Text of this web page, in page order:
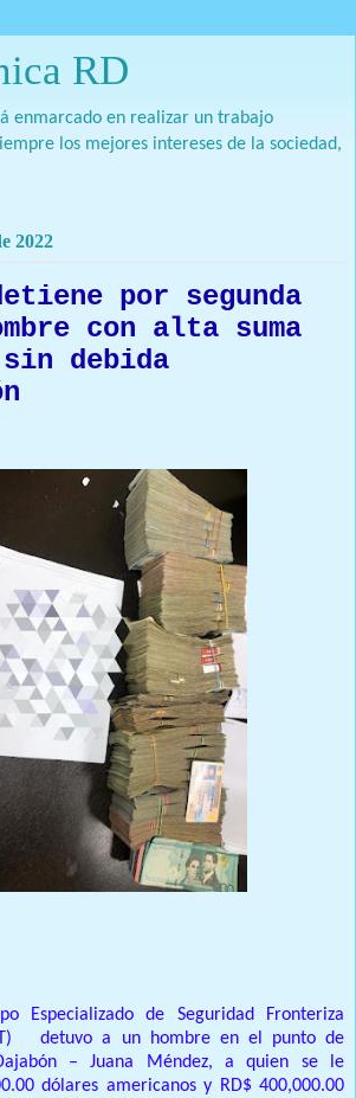
RD
enmarcado en realizar un trabajo
los mejores intereses de la sociedad,
2022
detiene por segunda
con alta suma
debida
Especializado de Seguridad Fronteriza
detuvo a un hombre en el punto de
– Juana Méndez, a quien se le
dólares americanos y RD$ 400,000.00